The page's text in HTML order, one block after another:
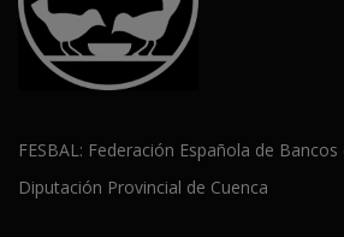
FESBAL: Federación Española de
Diputación Provincial de Cuenca